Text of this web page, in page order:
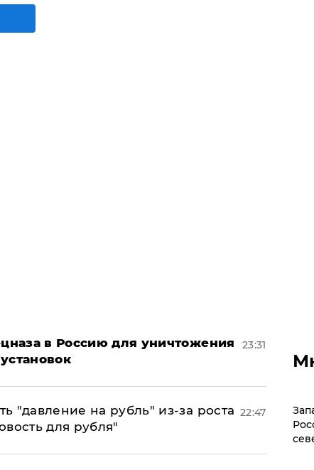
в Россию для уничтожения
23:31
"давление на рубль" из-за роста
для рубля"
22:47